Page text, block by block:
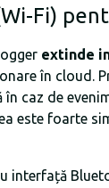
Fi)
extinde
în cloud.
caz de
este foarte
interfață